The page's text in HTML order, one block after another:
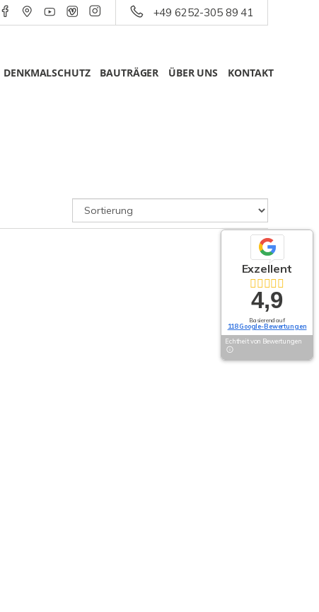
+49 6252-305 89 41
DENKMALSCHUTZ BAUTRÄGER ÜBER UNS KONTAKT
Exzellent
4,9
Basierend auf
118 Google-Bewertungen
Echtheit von Bewertungen